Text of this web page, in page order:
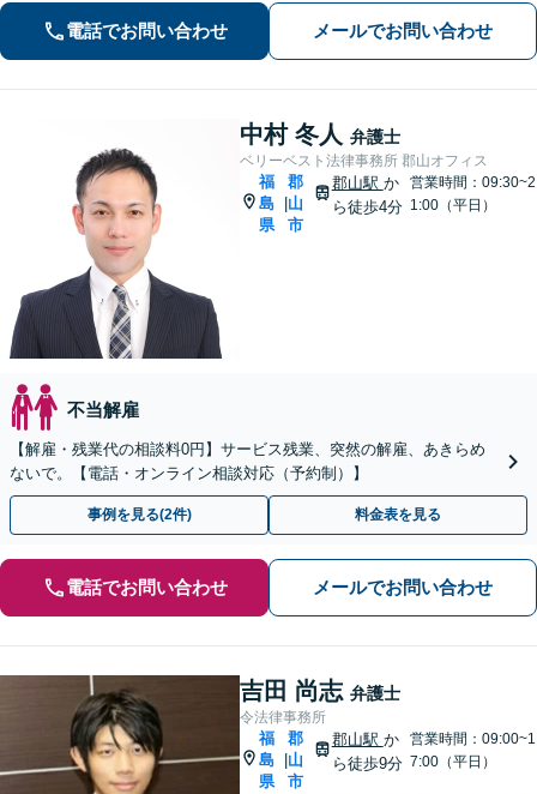
問題を中心に、幅広くご相談を承りま
す【土日祝対応可】分かりやすく丁寧
な対応を心がけ、最善の解決を目指し
ます
電話でお問い合わせ メールでお問い合わせ
中村 冬人 弁護士
ベリーベスト法律事務所 郡山オフィス
福
島
県
郡
山
市
郡山駅 か
ら徒歩4分
営業時間：09:30~2
1:00（平日）
不当解雇
【解雇・残業代の相談料0円】サービス残業、突然の解雇、あきらめ
ないで。【電話・オンライン相談対応（予約制）】
事例を見る(2件) 料金表を見る
電話でお問い合わせ メールでお問い合わせ
吉田 尚志 弁護士
令法律事務所
福
島
県
郡
山
市
郡山駅 か
ら徒歩9分
営業時間：09:00~1
7:00（平日）